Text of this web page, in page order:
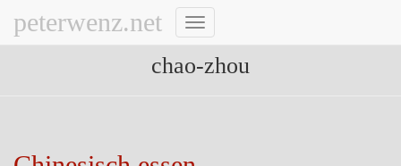
peterwenz.net
Navigation
umschalten
chao-zhou